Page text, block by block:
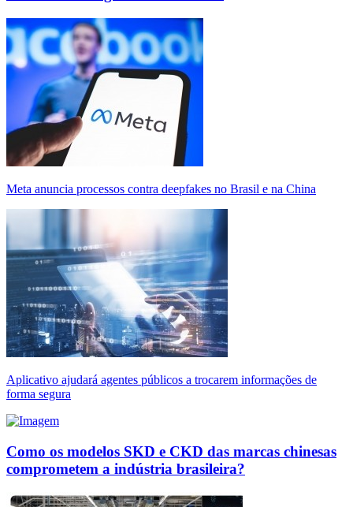
Meta anuncia processos contra deepfakes no Brasil e na China
Aplicativo ajudará agentes públicos a trocarem informações de
forma segura
Como os modelos SKD e CKD das marcas chinesas
comprometem a indústria brasileira?